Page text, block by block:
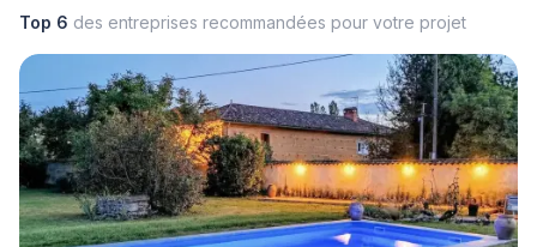
Top 6 des entreprises recommandées pour votre projet